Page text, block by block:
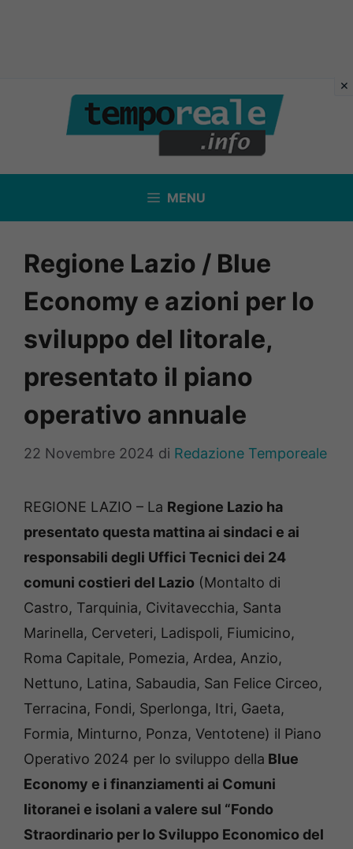
contenuto
MENU
Regione Lazio / Blue
Economy e azioni per lo
sviluppo del litorale,
presentato il piano
operativo annuale
22 Novembre 2024 di Redazione Temporeale
REGIONE LAZIO – La Regione Lazio ha
presentato questa mattina ai sindaci e ai
responsabili degli Uffici Tecnici dei 24
comuni costieri del Lazio (Montalto di
Castro, Tarquinia, Civitavecchia, Santa
Marinella, Cerveteri, Ladispoli, Fiumicino,
Roma Capitale, Pomezia, Ardea, Anzio,
Nettuno, Latina, Sabaudia, San Felice Circeo,
Terracina, Fondi, Sperlonga, Itri, Gaeta,
Formia, Minturno, Ponza, Ventotene) il Piano
Operativo 2024 per lo sviluppo della Blue
Economy e i finanziamenti ai Comuni
litoranei e isolani a valere sul “Fondo
Straordinario per lo Sviluppo Economico del